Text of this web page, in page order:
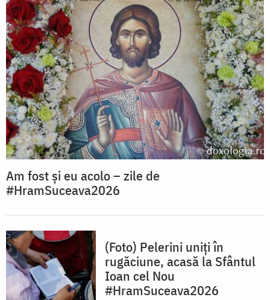
Am fost și eu acolo – zile de
#HramSuceava2026
(Foto) Pelerini uniți în
rugăciune, acasă la Sfântul
Ioan cel Nou
#HramSuceava2026